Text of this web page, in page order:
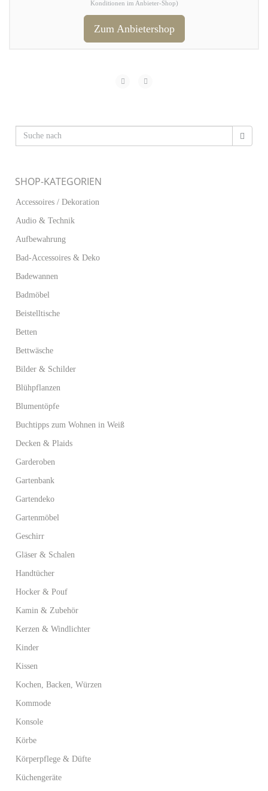
Konditionen im Anbieter-Shop)
Zum Anbietershop
SHOP-KATEGORIEN
Accessoires / Dekoration
Audio & Technik
Aufbewahrung
Bad-Accessoires & Deko
Badewannen
Badmöbel
Beistelltische
Betten
Bettwäsche
Bilder & Schilder
Blühpflanzen
Blumentöpfe
Buchtipps zum Wohnen in Weiß
Decken & Plaids
Garderoben
Gartenbank
Gartendeko
Gartenmöbel
Geschirr
Gläser & Schalen
Handtücher
Hocker & Pouf
Kamin & Zubehör
Kerzen & Windlichter
Kinder
Kissen
Kochen, Backen, Würzen
Kommode
Konsole
Körbe
Körperpflege & Düfte
Küchengeräte